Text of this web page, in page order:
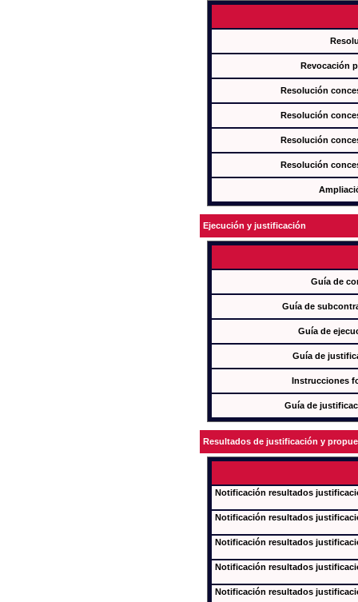
Revocación
Resolución
Resolución
Resolución
Resolución
Ejecución y justificación
Guía de
Guía de
Guía de
Guía de
Instrucciones
Guía de
Resultados de justificación y
Notificación resultados
Notificación resultados
Notificación resultados
Notificación resultados
Notificación resultados